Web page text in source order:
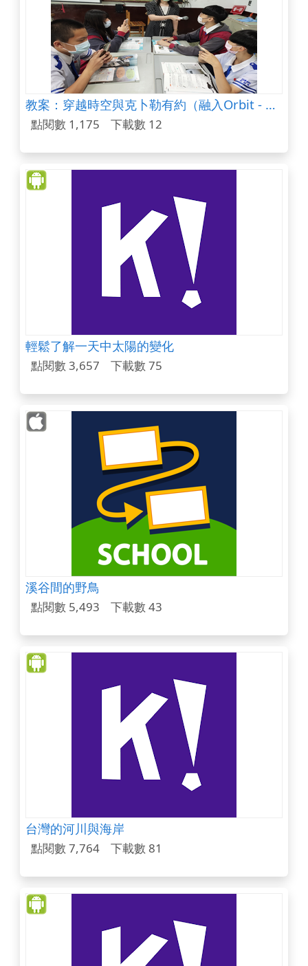
教案：穿越時空與克卜勒有約（融入Orbit - Playing with Gravity App）
點閱數 1,175 下載數 12
輕鬆了解一天中太陽的變化
點閱數 3,657 下載數 75
溪谷間的野鳥
點閱數 5,493 下載數 43
台灣的河川與海岸
點閱數 7,764 下載數 81